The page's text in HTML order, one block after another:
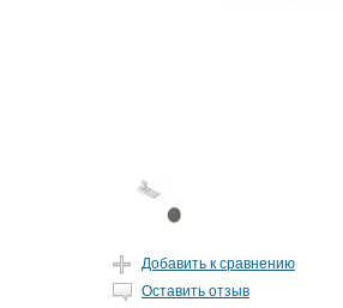
Добавить к сравнению
Оставить отзыв